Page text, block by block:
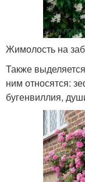
Жимолость на
Также
ним относятся:
бугенвиллия,